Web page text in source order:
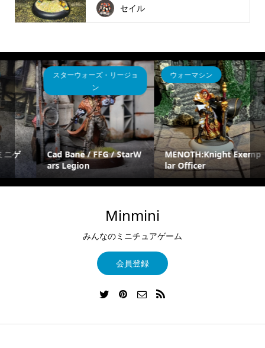
セイル
ウォーマシン
MENOTH:Knight Exemp
lar Officer
マリフォー
Kaeris / Malifaux
Minmini
みんなのミニチュアゲーム
会員登録